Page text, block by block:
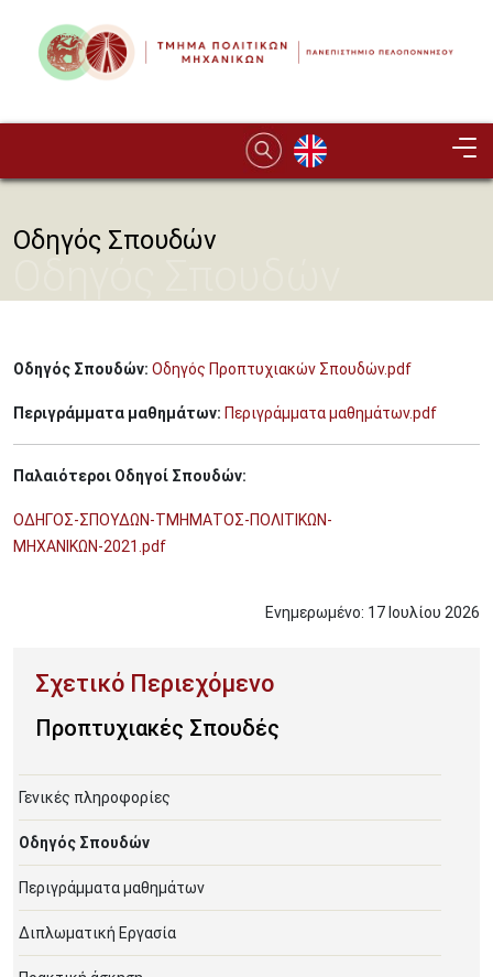
Image
Οδηγός Σπουδών
Οδηγός Σπουδών: Οδηγός Προπτυχιακών Σπουδών.pdf
Περιγράμματα μαθημάτων: Περιγράμματα μαθημάτων.pdf
Παλαιότεροι Οδηγοί Σπουδών:
ΟΔΗΓΟΣ-ΣΠΟΥΔΩΝ-ΤΜΗΜΑΤΟΣ-ΠΟΛΙΤΙΚΩΝ-
ΜΗΧΑΝΙΚΩΝ-2021.pdf
Ενημερωμένο: 17 Ιουλίου 2026
Προπτυχιακές Σπουδές
Γενικές πληροφορίες
Οδηγός Σπουδών
Περιγράμματα μαθημάτων
Διπλωματική Εργασία